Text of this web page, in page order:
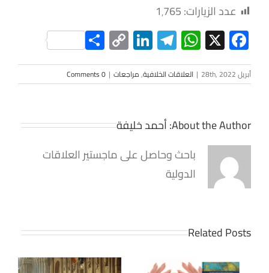
عدد الزيارات:1٬765
Facebook
X
WhatsApp
Telegram
LinkedIn
Copy
Link
Share
أبريل 28th, 2022 | العلاقات الخلافية,مراجعات |
0 Comments
About the Author: أحمد خليفة
باحث وحاصل على ماجستير العلاقات
الدولية
Related Posts